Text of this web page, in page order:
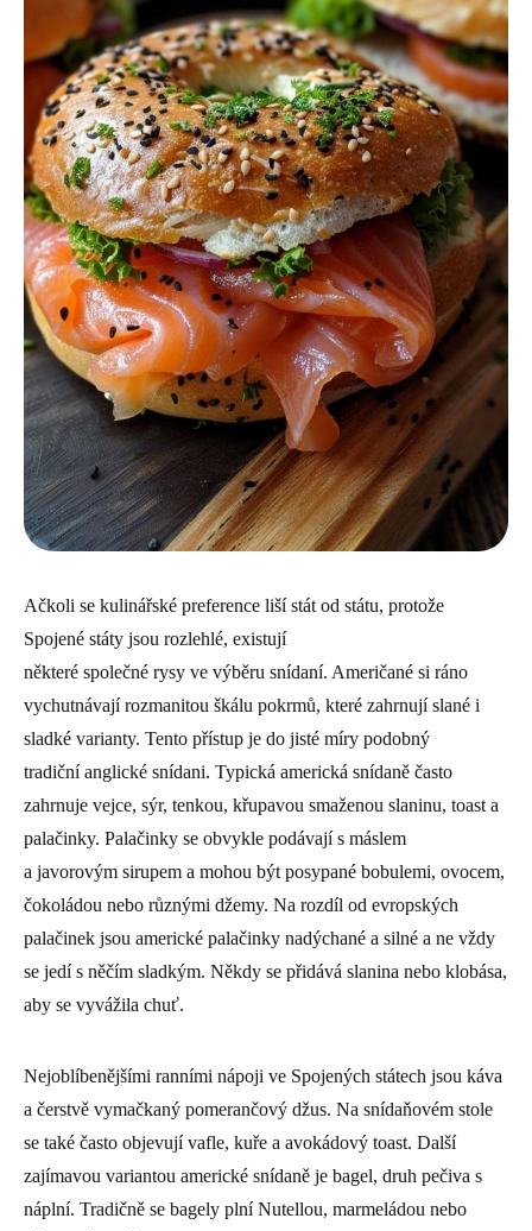
Ačkoli se kulinářské preference liší stát od státu, protože
Spojené státy jsou rozlehlé, existují
některé společné rysy ve výběru snídaní. Američané si ráno
vychutnávají rozmanitou škálu pokrmů, které zahrnují slané i
sladké varianty. Tento přístup je do jisté míry podobný
tradiční anglické snídani. Typická americká snídaně často
zahrnuje vejce, sýr, tenkou, křupavou smaženou slaninu, toast a
palačinky. Palačinky se obvykle podávají s máslem
a javorovým sirupem a mohou být posypané bobulemi, ovocem,
čokoládou nebo různými džemy. Na rozdíl od evropských
palačinek jsou americké palačinky nadýchané a silné a ne vždy
se jedí s něčím sladkým. Někdy se přidává slanina nebo klobása,
aby se vyvážila chuť.
Nejoblíbenějšími ranními nápoji ve Spojených státech jsou káva
a čerstvě vymačkaný pomerančový džus. Na snídaňovém stole
se také často objevují vafle, kuře a avokádový toast. Další
zajímavou variantou americké snídaně je bagel, druh pečiva s
náplní. Tradičně se bagely plní Nutellou, marmeládou nebo